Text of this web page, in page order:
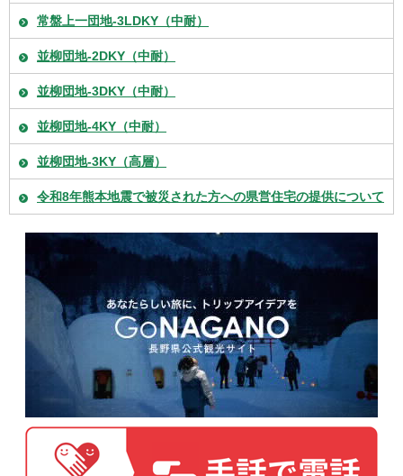
常盤上一団地-3LDKY（中耐）
並柳団地-2DKY（中耐）
並柳団地-3DKY（中耐）
並柳団地-4KY（中耐）
並柳団地-3KY（高層）
令和8年熊本地震で被災された方への県営住宅の提供について